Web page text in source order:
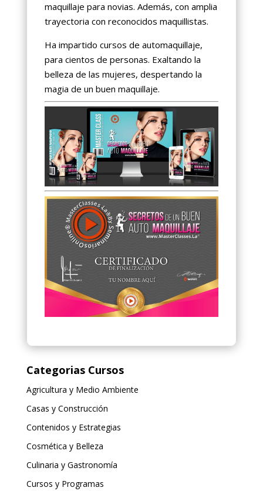
maquillaje para novias. Además, con amplia
trayectoria con reconocidos maquillistas.
Ha impartido cursos de automaquillaje,
para cientos de personas. Exaltando la
belleza de las mujeres, despertando la
magia de un buen maquillaje.
Categorias Cursos
Agricultura y Medio Ambiente
Casas y Construcción
Contenidos y Estrategias
Cosmética y Belleza
Culinaria y Gastronomía
Cursos y Programas